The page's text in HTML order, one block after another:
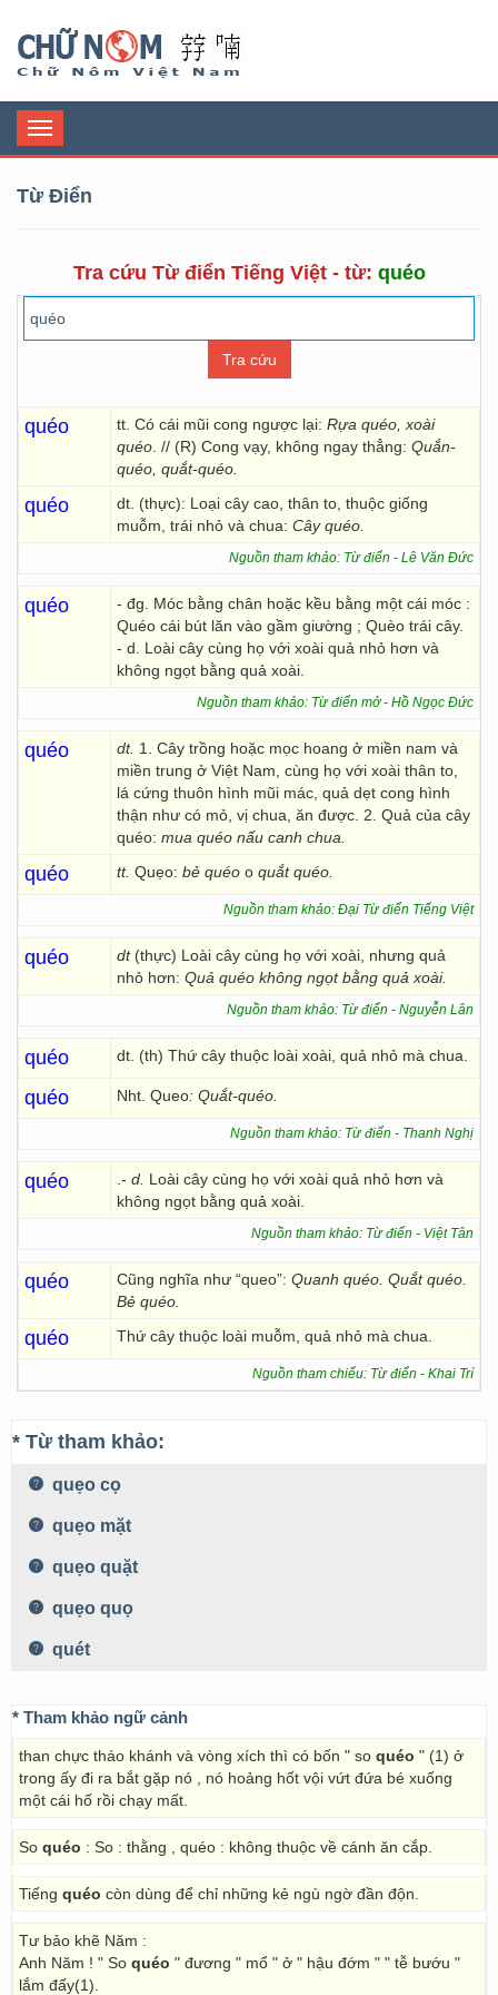
Toggle
navigation
Từ Điển
Tra cứu Từ điển Tiếng Việt - từ: quéo
quéo tt. Có cái mũi cong ngược lại: Rựa quéo, xoài
quéo . // (R) Cong vạy, không ngay thẳng: Quắn-
quéo, quắt-quéo.
quéo
dt. (thực): Loại cây cao, thân to, thuộc giống
muỗm, trái nhỏ và chua: Cây quéo.
Nguồn tham khảo: Từ điển - Lê Văn Đức
quéo
- đg. Móc bằng chân hoặc kều bằng một cái móc :
Quéo cái bút lăn vào gầm giường ; Quèo trái cây.
- d. Loài cây cùng họ với xoài quả nhỏ hơn và
không ngọt bằng quả xoài.
Nguồn tham khảo: Từ điển mở - Hồ Ngọc Đức
quéo dt. 1. Cây trồng hoặc mọc hoang ở miền nam và
miền trung ở Việt Nam, cùng họ với xoài thân to,
lá cứng thuôn hình mũi mác, quả dẹt cong hình
thận như có mỏ, vị chua, ăn được. 2. Quả của cây
quéo: mua quéo nấu canh chua.
quéo tt. Quẹo: bẻ quéo o quắt quéo.
Nguồn tham khảo: Đại Từ điển Tiếng Việt
quéo dt (thực) Loài cây cùng họ với xoài, nhưng quả
nhỏ hơn: Quả quéo không ngọt bằng quả xoài.
Nguồn tham khảo: Từ điển - Nguyễn Lân
quéo dt. (th) Thứ cây thuộc loài xoài, quả nhỏ mà chua.
quéo Nht. Queo: Quắt-quéo.
Nguồn tham khảo: Từ điển - Thanh Nghị
quéo .- d. Loài cây cùng họ với xoài quả nhỏ hơn và
không ngọt bằng quả xoài.
Nguồn tham khảo: Từ điển - Việt Tân
quéo Cũng nghĩa như “queo”: Quanh quéo. Quắt quéo.
Bẻ quéo.
quéo Thứ cây thuộc loài muỗm, quả nhỏ mà chua.
Nguồn tham chiếu: Từ điển - Khai Trí
* Từ tham khảo:
quẹo cọ
quẹo mặt
quẹo quặt
quẹo quọ
quét
* Tham khảo ngữ cảnh
than chực tháo khánh và vòng xích thì có bốn " so quéo " (1) ở
trong ấy đi ra bắt gặp nó , nó hoảng hốt vội vứt đứa bé xuống
một cái hố rồi chạy mất.
So quéo : So : thằng , quéo : không thuộc về cánh ăn cắp.
Tiếng quéo còn dùng để chỉ những kẻ ngù ngờ đần độn.
Tư bảo khẽ Năm :
Anh Năm ! " So quéo " đương " mổ " ở " hậu đớm " " tễ bướu "
lắm đấy(1).